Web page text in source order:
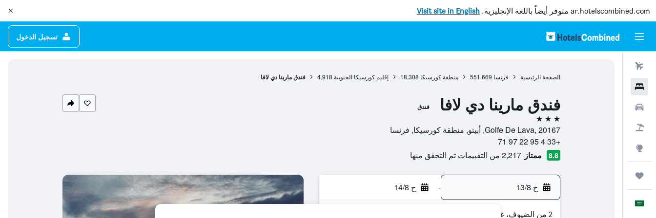
ar.hotelscombined.com متوفر أيضاً باللغة الإنجليزية. Visit site in English
تسجيل الدخول
الصفحة الرئيسية فرنسا 551,669 منطقة كورسيكا 18,308 إقليم كورسيكا الجنوبية 4,918 فندق مارينا دي لافا
فندق مارينا دي لافا فندق
3 نجوم
Golfe De Lava, 20167, أبيتو, منطقة كورسيكا, فرنسا
+33 4 95 22 97 71
8.8 ممتاز 2,217 من التقييمات تم التحقق منها
خ 13/8 - ج 14/8
2 من الضيوف، غرفة واحدة